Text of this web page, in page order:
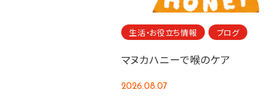
生活・お役立ち情報 ブログ
マヌカハニーで喉のケア
2026.08.07